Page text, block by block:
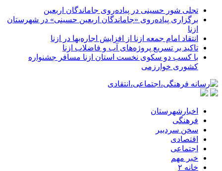
تجلی شور حسینی در پیاده‌روی جاماندگان اربعین
برگزاری پیاده‌روی «جاماندگان اربعین حسینی» در شهرستان
ازنا
انتقاد امام جمعه ازنا از افزایش اجاره‌بها در ازنا
تاکید بر تسریع پروژه‌های آب و فاضلاب ازنا
با کسب دو سکوی نخست استان ازنا مسافر جشنواره
کشوری خوارزمی
اخبارشهرستان
فرهنگی
سخن سردبیر
اقتصادی
اجتماعی
خبر مهم
خانه ۲